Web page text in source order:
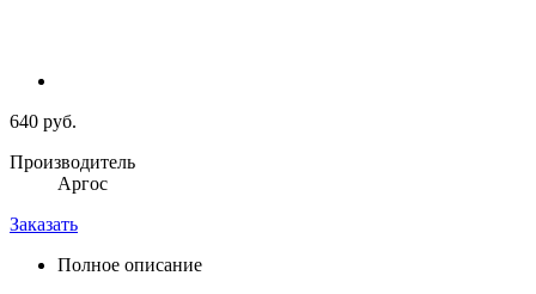
640 руб.
Производитель
Аргос
Заказать
Полное описание